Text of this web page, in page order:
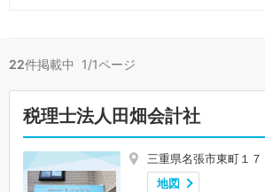
22件掲載中 1/1ページ
税理士法人田畑会計社
三重県名張市東町１７
地図